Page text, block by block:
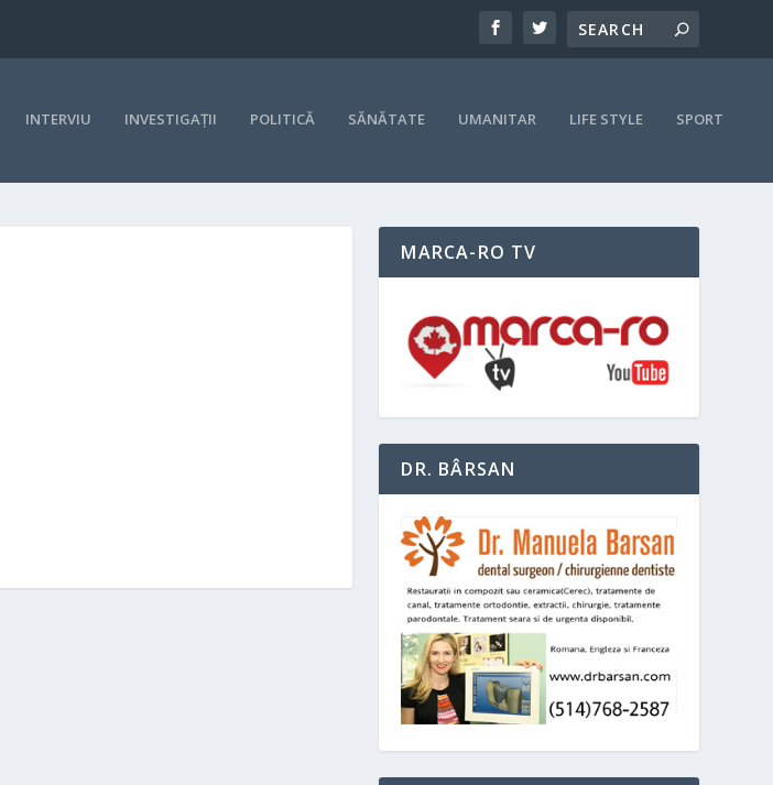
INTERVIU INVESTIGAȚII POLITICĂ SĂNĂTATE UMANITAR LIFE STYLE SPORT
MARCA-RO TV
DR. BÂRSAN